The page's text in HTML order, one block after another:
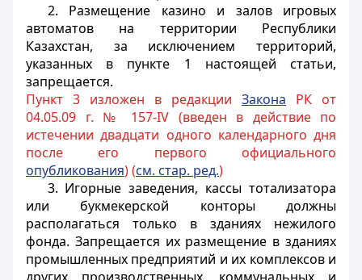
2. Размещение казино и залов игровых
автоматов на территории Республики
Казахстан, за исключением территорий,
указанных в пункте 1 настоящей статьи,
запрещается.
Пункт 3 изложен в редакции Закона РК от
04.05.09 г. № 157-IV (введен в действие по
истечении двадцати одного календарного дня
после его первого официального
опубликования) (см. стар. ред.)
3. Игорные заведения, кассы тотализатора
или букмекерской конторы должны
располагаться только в зданиях нежилого
фонда. Запрещается их размещение в зданиях
промышленных предприятий и их комплексов и